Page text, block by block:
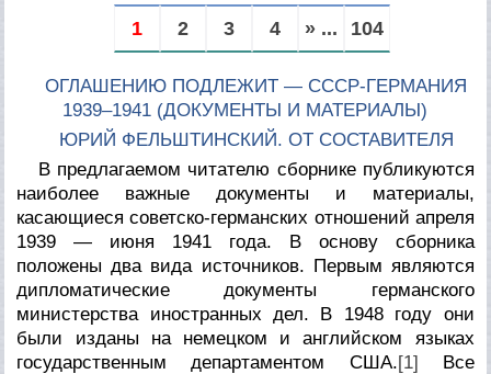
1 2 3 4 » ... 104
ОГЛАШЕНИЮ ПОДЛЕЖИТ — СССР-ГЕРМАНИЯ
1939–1941 (ДОКУМЕНТЫ И МАТЕРИАЛЫ)
ЮРИЙ ФЕЛЬШТИНСКИЙ. ОТ СОСТАВИТЕЛЯ
В предлагаемом читателю сборнике публикуются
наиболее важные документы и материалы,
касающиеся советско-германских отношений апреля
1939 — июня 1941 года. В основу сборника
положены два вида источников. Первым являются
дипломатические документы германского
министерства иностранных дел. В 1948 году они
были изданы на немецком и английском языках
государственным департаментом США.[1] Все